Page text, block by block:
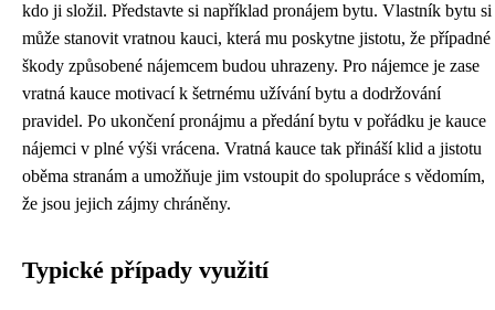
kdo ji složil. Představte si například pronájem bytu. Vlastník bytu si
může stanovit vratnou kauci, která mu poskytne jistotu, že případné
škody způsobené nájemcem budou uhrazeny. Pro nájemce je zase
vratná kauce motivací k šetrnému užívání bytu a dodržování
pravidel. Po ukončení pronájmu a předání bytu v pořádku je kauce
nájemci v plné výši vrácena. Vratná kauce tak přináší klid a jistotu
oběma stranám a umožňuje jim vstoupit do spolupráce s vědomím,
že jsou jejich zájmy chráněny.
Typické případy využití